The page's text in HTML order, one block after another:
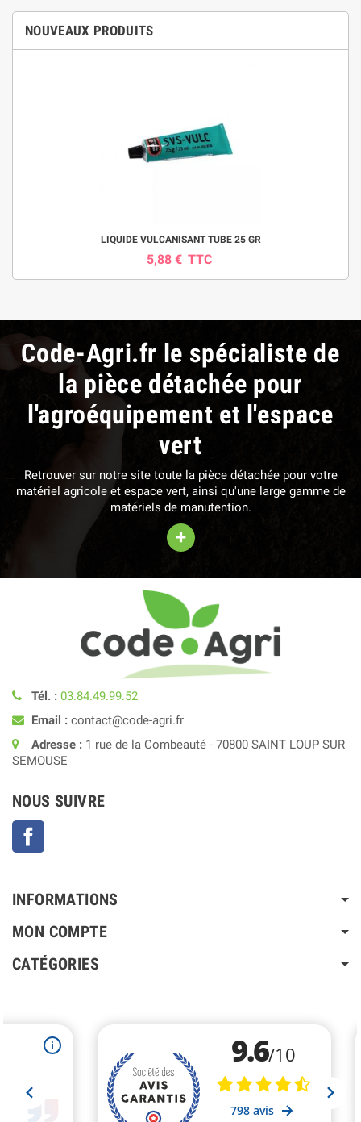
NOUVEAUX PRODUITS
LIQUIDE VULCANISANT TUBE 25 GR
5,88 € TTC
Code-Agri.fr le spécialiste de
la pièce détachée pour
l'agroéquipement et l'espace
vert
Retrouver sur notre site toute la pièce détachée pour votre
matériel agricole et espace vert, ainsi qu'une large gamme de
matériels de manutention.
+
Tél. : 03.84.49.99.52
Email : contact@code-agri.fr
Adresse : 1 rue de la Combeauté - 70800 SAINT LOUP SUR
SEMOUSE
NOUS SUIVRE
INFORMATIONS
MON COMPTE
CATÉGORIES